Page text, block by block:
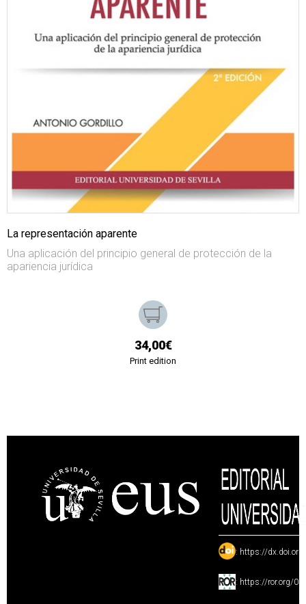
La representación aparente
Una aplicación del principio general de protección de la
apariencia jurídica
34,00€
Print edition
: https://
: https://ror.org/